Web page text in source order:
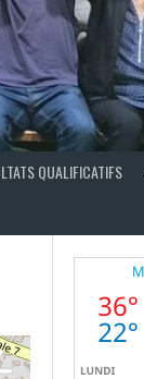
QUALIFICATIFS